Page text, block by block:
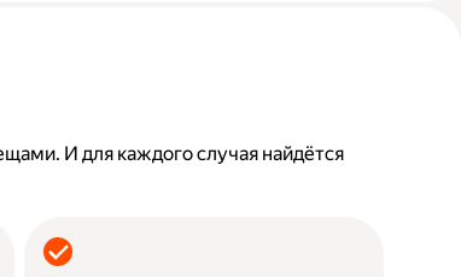
И для каждого случая найдётся